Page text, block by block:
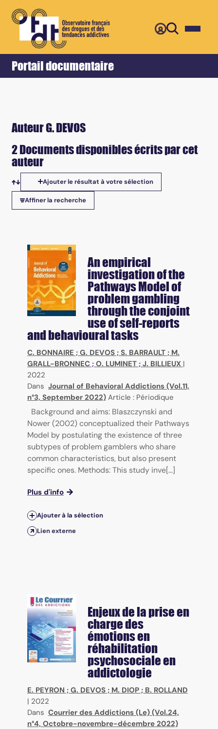
Portail documentaire
Accueil Retour
Auteur G. DEVOS
2 Documents disponibles écrits par cet
auteur
Tris disponibles
Ajouter le résultat à votre sélection
Affiner la recherche
An empirical
investigation of the
Pathways Model of
problem gambling
through the conjoint
use of self-reports
and behavioural tasks
C. BONNAIRE ; G. DEVOS ; S. BARRAULT ; M.
GRALL-BRONNEC ; O. LUMINET ; J. BILLIEUX |
2022
Dans Journal of Behavioral Addictions (Vol.11,
n°3, September 2022) Article : Périodique
Background and aims: Blaszczynski and
Nower (2002) conceptualized their Pathways
Model by postulating the existence of three
subtypes of problem gamblers who share
common characteristics, but also present
specific ones. Methods: This study inve[...]
Plus d'info
Ajouter à la sélection
Lien externe
Enjeux de la prise en
charge des
émotions en
réhabilitation
psychosociale en
addictologie
E. PEYRON ; G. DEVOS ; M. DIOP ; B. ROLLAND
| 2022
Dans Courrier des Addictions (Le) (Vol.24,
n°4, Octobre-novembre-décembre 2022)